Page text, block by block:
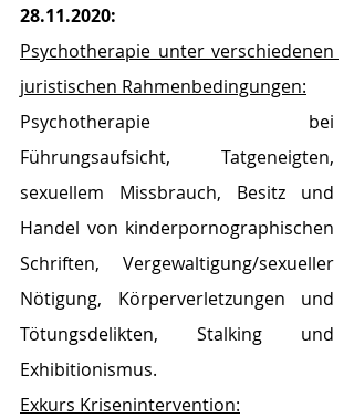
28.11.2020:
Psychotherapie unter verschiedenen
juristischen Rahmenbedingungen:
Psychotherapie bei
Führungsaufsicht, Tatgeneigten,
sexuellem Missbrauch, Besitz und
Handel von kinderpornographischen
Schriften, Vergewaltigung/sexueller
Nötigung, Körperverletzungen und
Tötungsdelikten, Stalking und
Exhibitionismus.
Exkurs Krisenintervention: